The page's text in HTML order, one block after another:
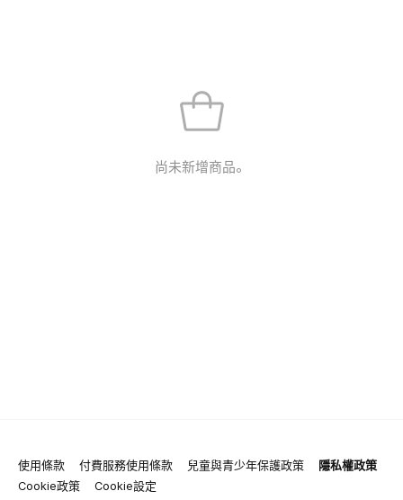
尚未新增商品。
使用條款 付費服務使用條款 兒童與青少年保護政策
隱私權政策
Cookie政策
Cookie設定